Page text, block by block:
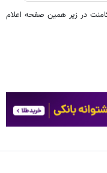
در زیر همین صفحه اعلام